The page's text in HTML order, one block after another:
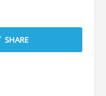
SHARE